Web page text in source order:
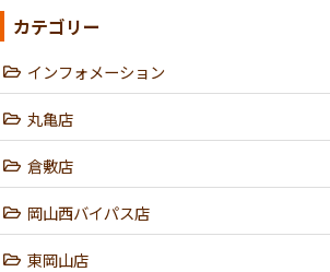
カテゴリー
インフォメーション
丸亀店
倉敷店
岡山西バイパス店
東岡山店